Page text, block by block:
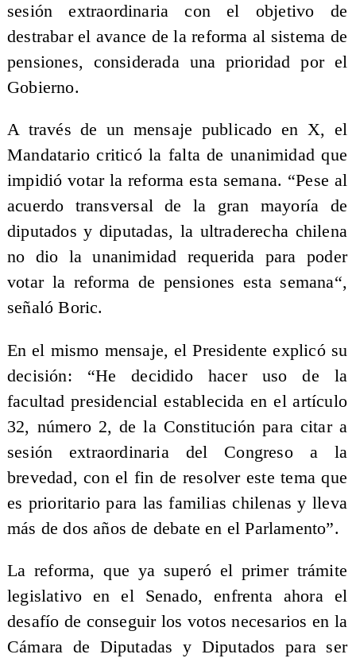
sesión extraordinaria con el objetivo de
destrabar el avance de la reforma al sistema de
pensiones, considerada una prioridad por el
Gobierno.
A través de un mensaje publicado en X, el
Mandatario criticó la falta de unanimidad que
impidió votar la reforma esta semana. “Pese al
acuerdo transversal de la gran mayoría de
diputados y diputadas, la ultraderecha chilena
no dio la unanimidad requerida para poder
votar la reforma de pensiones esta semana“,
señaló Boric.
En el mismo mensaje, el Presidente explicó su
decisión: “He decidido hacer uso de la
facultad presidencial establecida en el artículo
32, número 2, de la Constitución para citar a
sesión extraordinaria del Congreso a la
brevedad, con el fin de resolver este tema que
es prioritario para las familias chilenas y lleva
más de dos años de debate en el Parlamento”.
La reforma, que ya superó el primer trámite
legislativo en el Senado, enfrenta ahora el
desafío de conseguir los votos necesarios en la
Cámara de Diputadas y Diputados para ser